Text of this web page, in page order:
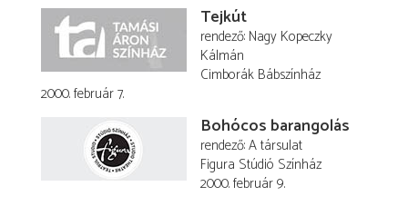
Tejkút
rendező Nagy Kopeczky
Kálmán
Cimborák Bábszínház
2000. február 7.
Bohócos barangolás
rendező A társulat
Figura Stúdió Színház
2000. február 9.